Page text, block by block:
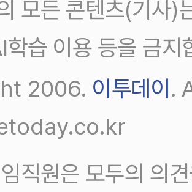
모든 콘텐츠(기사)
습 이용 등을 금지
2006. 이투데이.
직원은 모두의 의